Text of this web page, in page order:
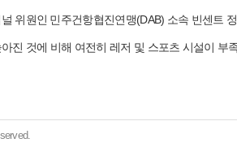
위원인 민주건항협진연맹(DAB) 소속 빈센트
진 것에 비해 여전히 레저 및 스포츠 시설이 부